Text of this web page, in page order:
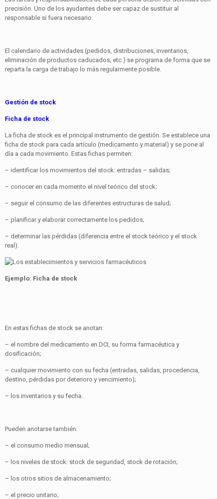
precisión. Uno de los ayudantes debe ser capaz de sustituir al
responsable si fuera necesario.
El calendario de actividades (pedidos, distribuciones, inventarios,
eliminación de productos caducados, etc.) se programa de forma que se
reparta la carga de trabajo lo más regularmente posible.
Gestión de stock
Ficha de stock
La ficha de stock es el principal instrumento de gestión. Se establece una
ficha de stock para cada artículo (medicamento y material) y se pone al
día a cada movimiento. Estas fichas permiten:
– identificar los movimientos del stock: entradas – salidas;
– conocer en cada momento el nivel teórico del stock;
– seguir el consumo de las diferentes estructuras de salud;
– planificar y elaborar correctamente los pedidos;
– determinar las pérdidas (diferencia entre el stock teórico y el stock
real).
Ejemplo: Ficha de stock
En estas fichas de stock se anotan:
– el nombre del medicamento en DCI, su forma farmacéutica y
dosificación;
– cualquier movimiento con su fecha (entradas, salidas, procedencia,
destino, pérdidas por deterioro y vencimiento);
– los inventarios y su fecha.
Pueden anotarse también:
– el consumo medio mensual;
– los niveles de stock: stock de seguridad, stock de rotación;
– los otros sitios de almacenamiento;
– el precio unitario;